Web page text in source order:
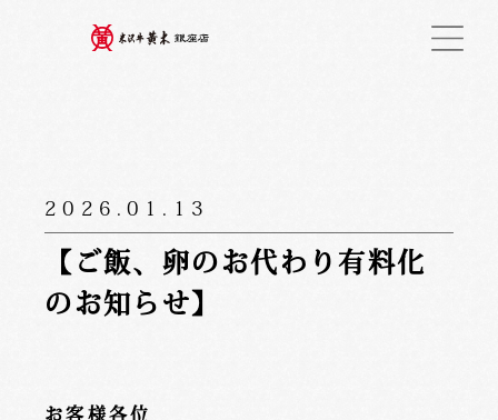
2026.01.13
【ご飯、卵のお代わり有料化
のお知らせ】
お客様各位